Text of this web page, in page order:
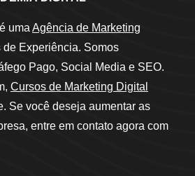
uma Agência de Marketing
de Experiência. Somos
Pago, Social Media e SEO.
Cursos de Marketing Digital
Se você deseja aumentar as
entre em contato agora com